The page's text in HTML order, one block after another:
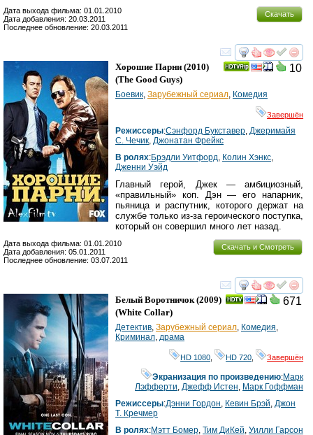
Скачать
Дата выхода фильма: 01.01.2010
Дата добавления: 20.03.2011
Последнее обновление: 20.03.2011
смотреть
10
Хорошие Парни (2010)
(The Good Guys)
Боевик, Зарубежный сериал, Комедия
Завершён
Режиссеры:Сэнфорд Букставер, Джеримайя
С. Чечик, Джонатан Фрейкс
В ролях:Брэдли Уитфорд, Колин Хэнкс,
Дженни Уэйд
Главный герой, Джек — амбициозный,
«правильный» коп. Дэн — его напарник,
пьяница и распутник, которого держат на
службе только из-за героического поступка,
который он совершил много лет назад.
Скачать и Смотреть
Дата выхода фильма: 01.01.2010
Дата добавления: 05.01.2011
Последнее обновление: 03.07.2011
смотреть
671
Белый Воротничок (2009)
(White Collar)
Детектив Зарубежный сериал Комедия
Криминал драма
HD 1080 HD 720 Завершён
Экранизация по произведению:Марк
Лэфферти Джефф Истен Марк Гоффман
Режиссеры:Дэнни Гордон Кевин Брэй Джон
Т. Кречмер
В ролях:Мэтт Бомер Тим ДиКей Уилли Гарсон